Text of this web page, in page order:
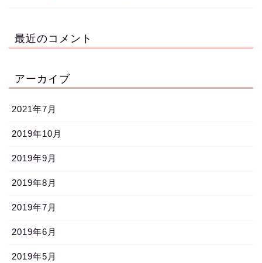
最近のコメント
アーカイブ
2021年7月
2019年10月
2019年9月
2019年8月
2019年7月
2019年6月
2019年5月